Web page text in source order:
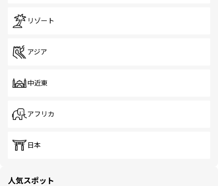
リゾート
アジア
中近東
アフリカ
日本
人気スポット